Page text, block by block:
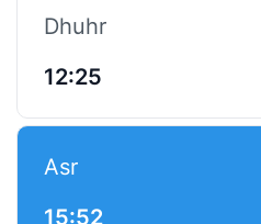
Dhuhr
12:25
Asr
15:52